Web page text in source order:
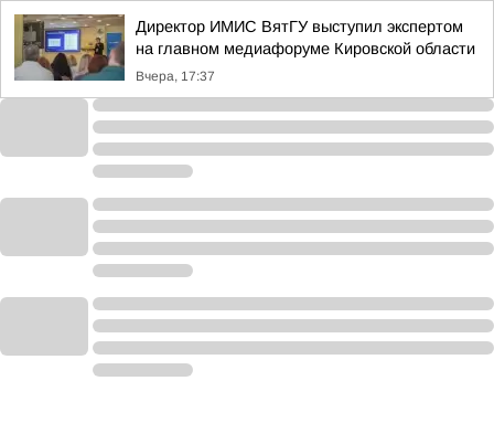
Директор ИМИС ВятГУ выступил экспертом
на главном медиафоруме Кировской области
Вчера, 17:37